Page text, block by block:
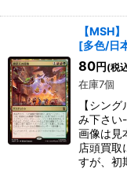
【MSH
[多色/日
80円 (税
在庫7個
【シン
み下さい
画像は見
店頭買取
すが、初